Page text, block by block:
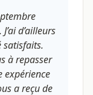
d’ailleurs
satisfaits.
à repasser
expérience
a reçu de